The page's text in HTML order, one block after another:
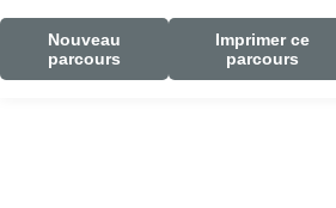
Nouveau
parcours
Imprimer ce
parcours